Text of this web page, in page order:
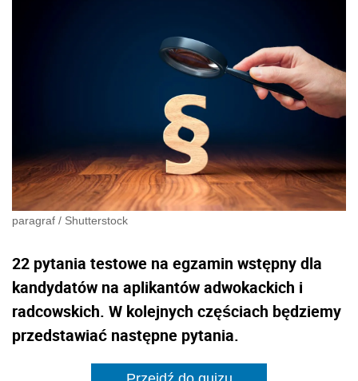
paragraf / Shutterstock
22 pytania testowe na egzamin wstępny dla
kandydatów na aplikantów adwokackich i
radcowskich. W kolejnych częściach będziemy
przedstawiać następne pytania.